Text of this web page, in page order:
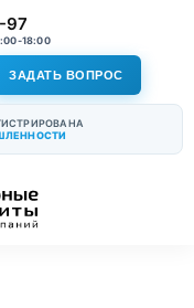
97
18:00
ЗАДАТЬ ВОПРОС